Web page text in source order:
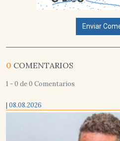
Enviar
0 COMENTARIOS
1 - 0 de 0 Comentarios
| 08.08.2026